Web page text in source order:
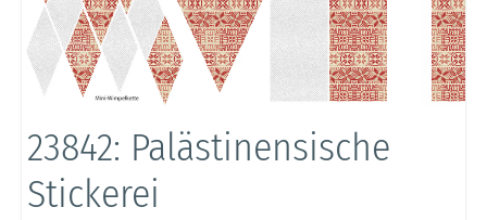
23842: Palästinensische
Stickerei